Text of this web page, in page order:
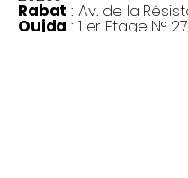
Rabat : Av. de la
Oujda : 1 er Etage N°